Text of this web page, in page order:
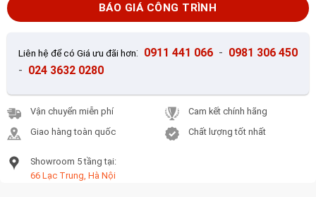
BÁO GIÁ CÔNG TRÌNH
Liên hệ để có Giá ưu đãi hơn: 0911 441 066 - 0981 306 450
- 024 3632 0280
Vận chuyển miễn phí
Giao hàng toàn quốc
Cam kết chính hãng
Chất lượng tốt nhất
Showroom 5 tầng tại:
66 Lạc Trung, Hà Nội